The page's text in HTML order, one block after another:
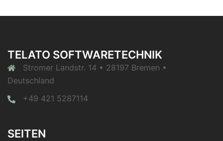
TELATO SOFTWARETECHNIK
Stromer Landstr. 14 • 28197 Bremen •
Deutschland
+49 421 5287114
SEITEN